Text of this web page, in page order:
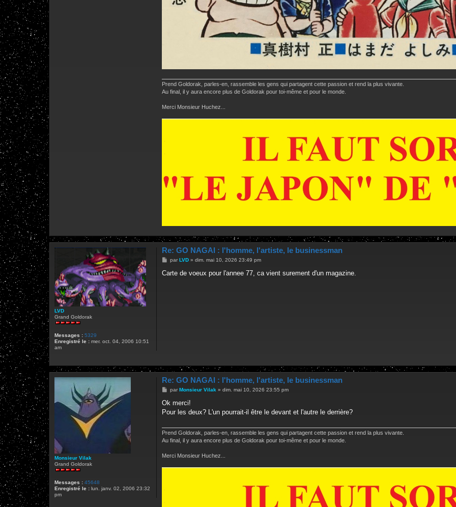
Prend Goldorak, parles-en, rassemble les gens qui partagent cette passion et rend la plus vivante.
Au final, il y aura encore plus de Goldorak pour toi-même et pour le monde.
Merci Monsieur Huchez...
LVD
Grand Goldorak
Messages : 5329
Enregistré le : mer. oct. 04, 2006 10:51
am
Re: GO NAGAI : l'homme, l'artiste, le businessman
M
s
par LVD» dim. mai 10, 2026 23:49 pm
Carte de voeux pour l'annee 77, ca vient surement d'un magazine.
Monsieur Vilak
Grand Goldorak
Messages : 45648
Enregistré le : lun. janv. 02, 2006 23:32
pm
Re: GO NAGAI : l'homme, l'artiste, le businessman
M
s
a
par Monsieur Vilak» dim. mai 10, 2026 23:55 pm
Ok merci!
Pour les deux? L'un pourrait-il être le devant et l'autre le derrière?
Prend Goldorak, parles-en, rassemble les gens qui partagent cette passion et rend la plus vivante.
Au final, il y aura encore plus de Goldorak pour toi-même et pour le monde.
Merci Monsieur Huchez...